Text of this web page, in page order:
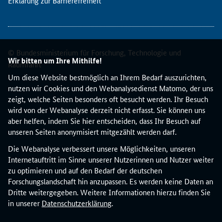
Wir bitten um Ihre Mithilfe!
Um diese Website bestmöglich an Ihrem Bedarf auszurichten,
nutzen wir Cookies und den Webanalysedienst Matomo, der uns
zeigt, welche Seiten besonders oft besucht werden. Ihr Besuch
wird von der Webanalyse derzeit nicht erfasst. Sie können uns
aber helfen, indem Sie hier entscheiden, dass Ihr Besuch auf
unseren Seiten anonymisiert mitgezählt werden darf.
Die Webanalyse verbessert unsere Möglichkeiten, unseren
Internetauftritt im Sinne unserer Nutzerinnen und Nutzer weiter
zu optimieren und auf den Bedarf der deutschen
Forschungslandschaft hin anzupassen. Es werden keine Daten an
Dritte weitergegeben. Weitere Informationen hierzu finden Sie
in unserer Datenschutzerklärung.
e
n
b
e
i
d
e
r
b
r
e
c
h
n
© Bundesministerium für Forschung, Technologie und
Raumfahrt